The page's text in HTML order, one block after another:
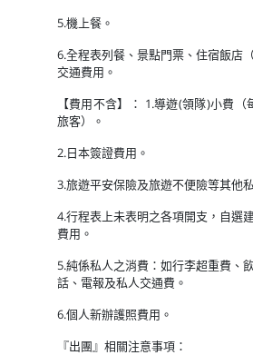
5.機上餐。
6.全程表列餐、景點門票、住宿飯店
交通費用。
【費用不含】： 1.導遊(領隊)小費
旅客）。
2.日本簽證費用。
3.旅遊平安保險及旅遊不便險等其他
4.行程表上未表明之各項開支，自選
費用。
5.純係私人之消費：如行李超重費、
話、電報及私人交通費。
6.個人新辦護照費用。
『出團』相關注意事項：